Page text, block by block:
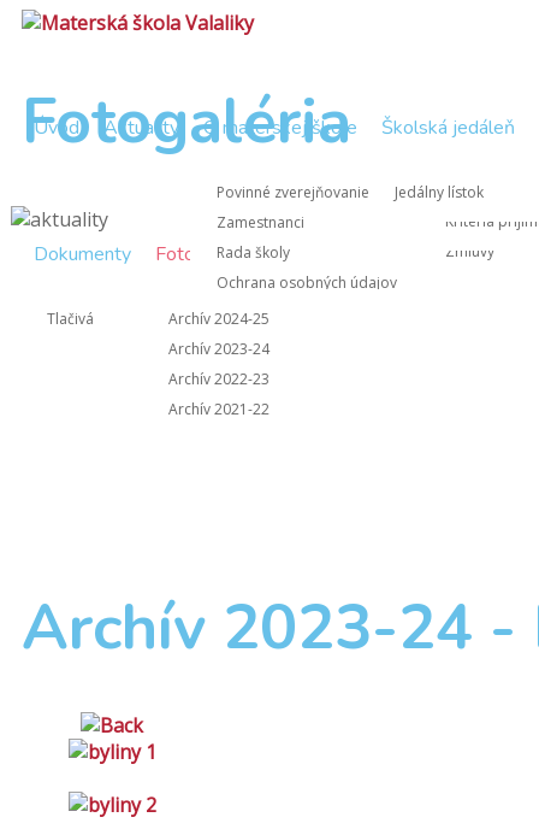
Úvod Aktuality O materskej škole
Povinné zverejňovanie
Zápisnice
Zápisnice z
Zmluvy
Zamestnanci
Rada školy
Ochrana osobných údajov
Informácie pre rodičov
Nástup do
Kritériá
Školská jedáleň
Jedálny lístok
Dokumenty
Tlačivá
Fotogaléria
Archív 2024-25
Archív 2023-24
Archív 2022-23
Archív 2021-22
Kontakt
Fotogaléria
Archív 2023-24 -